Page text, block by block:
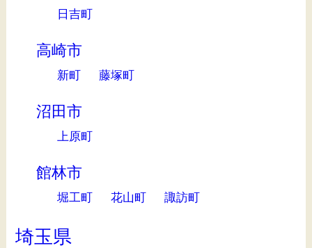
日吉町
高崎市
新町 藤塚町
沼田市
上原町
館林市
堀工町 花山町 諏訪町
埼玉県